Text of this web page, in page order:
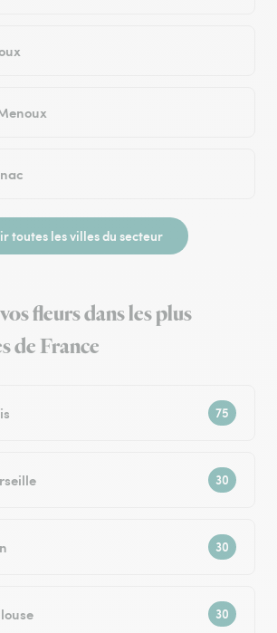
toutes les villes du secteur
fleurs dans les plus
de France